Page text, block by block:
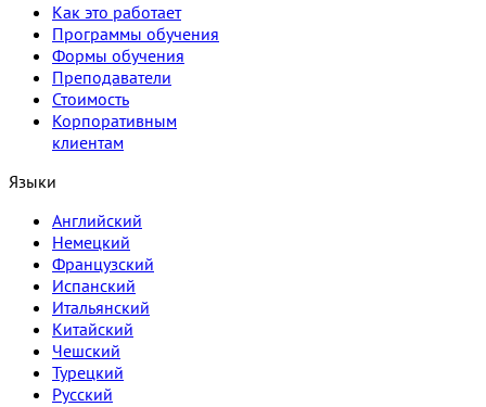
Как это работает
Программы обучения
Формы обучения
Преподаватели
Стоимость
Корпоративным
клиентам
Языки
Английский
Немецкий
Французский
Испанский
Итальянский
Китайский
Чешский
Турецкий
Русский